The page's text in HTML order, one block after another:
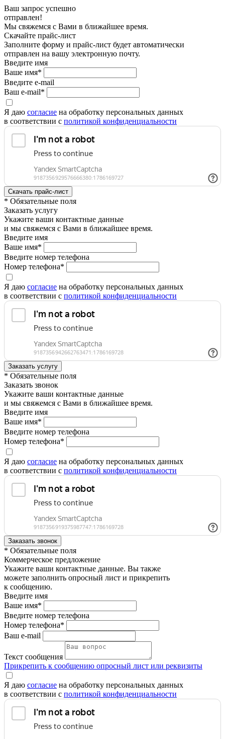
Ваш запрос успешно
отправлен!
Мы свяжемся с Вами в ближайшее время.
Скачайте прайс-лист
Заполните форму и прайс-лист будет автоматически
отправлен на вашу электронную почту.
Введите имя
Ваше имя*
Введите e-mail
Ваш e-mail*
Я даю согласие на обработку персональных данных
в соответствии с политикой конфиденциальности
* Обязательные поля
Заказать услугу
Укажите ваши контактные данные
и мы свяжемся с Вами в ближайшее время.
Введите имя
Ваше имя*
Введите номер телефона
Номер телефона*
Я даю согласие на обработку персональных данных
в соответствии с политикой конфиденциальности
* Обязательные поля
Заказать звонок
Укажите ваши контактные данные
и мы свяжемся с Вами в ближайшее время.
Введите имя
Ваше имя*
Введите номер телефона
Номер телефона*
Я даю согласие на обработку персональных данных
в соответствии с политикой конфиденциальности
* Обязательные поля
Коммерческое предложение
Укажите ваши контактные данные. Вы также
можете заполнить опросный лист и прикрепить
к сообщению.
Введите имя
Ваше имя*
Введите номер телефона
Номер телефона*
Ваш e-mail
Текст сообщения
Прикрепить к сообщению опросный лист или реквизиты
Я даю согласие на обработку персональных данных
в соответствии с политикой конфиденциальности